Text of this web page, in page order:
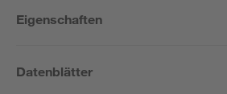
Eigenschaften
Datenblätter